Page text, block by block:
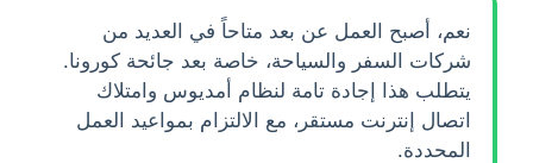
نعم، أصبح العمل عن بعد متاحاً في العديد من
شركات السفر والسياحة، خاصة بعد جائحة كورونا.
يتطلب هذا إجادة تامة لنظام أمديوس وامتلاك
اتصال إنترنت مستقر، مع الالتزام بمواعيد العمل
المحددة.